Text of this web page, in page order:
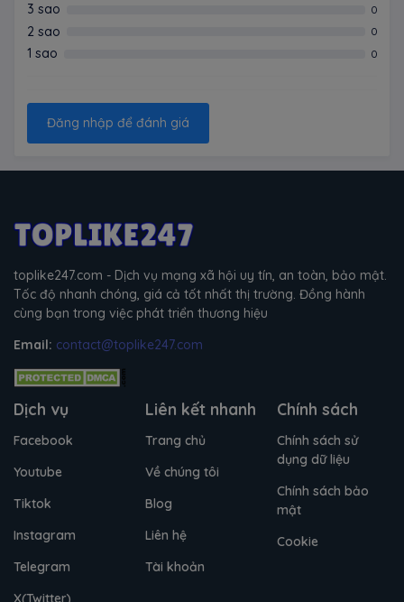
3 sao 0
2 sao 0
1 sao 0
Đăng nhập để đánh giá
toplike247.com - Dịch vụ mạng xã hội uy tín, an toàn, bảo mật.
Tốc độ nhanh chóng, giá cả tốt nhất thị trường. Đồng hành
cùng bạn trong việc phát triển thương hiệu
Email: contact@toplike247.com
Dịch vụ
Facebook
Youtube
Tiktok
Instagram
Telegram
X(Twitter)
Liên kết nhanh
Trang chủ
Về chúng tôi
Blog
Liên hệ
Tài khoản
Chính sách
Chính sách sử
dụng dữ liệu
Chính sách bảo
mật
Cookie